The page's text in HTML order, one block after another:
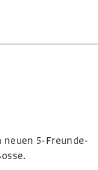
5-Freunde-